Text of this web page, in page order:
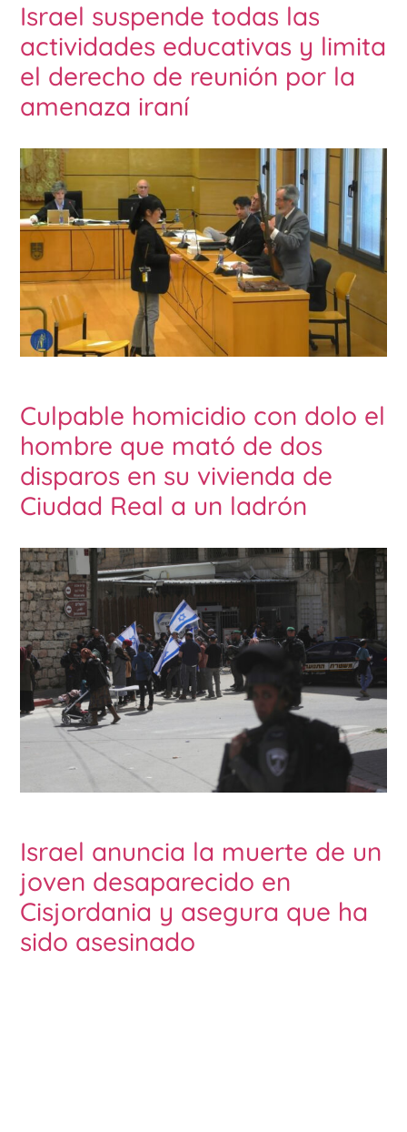
Israel suspende todas las
actividades educativas y limita
el derecho de reunión por la
amenaza iraní
Culpable homicidio con dolo el
hombre que mató de dos
disparos en su vivienda de
Ciudad Real a un ladrón
Israel anuncia la muerte de un
joven desaparecido en
Cisjordania y asegura que ha
sido asesinado